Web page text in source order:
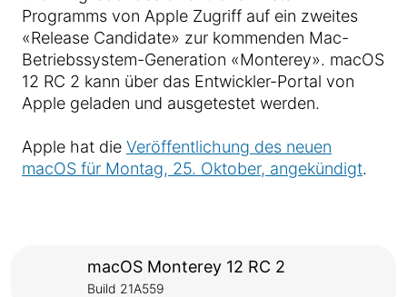
Programms von Apple Zugriff auf ein zweites
«Release Candidate» zur kommenden Mac-
Betriebssystem-Generation «Monterey». macOS
12 RC 2 kann über das Entwickler-Portal von
Apple geladen und ausgetestet werden.
Apple hat die Veröffentlichung des neuen
macOS für Montag, 25. Oktober, angekündigt.
macOS Monterey 12 RC 2
Build 21A559